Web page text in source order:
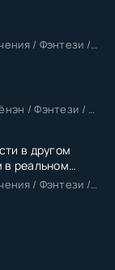
Аниме сериалы / Экшен / Приключения / Фэнтези / Анонсы
Аниме фильмы / Приключения / Сёнэн / Фэнтези / Анонсы
в другом
в реальном
Аниме сериалы / Экшен / Приключения / Фэнтези / Анонсы